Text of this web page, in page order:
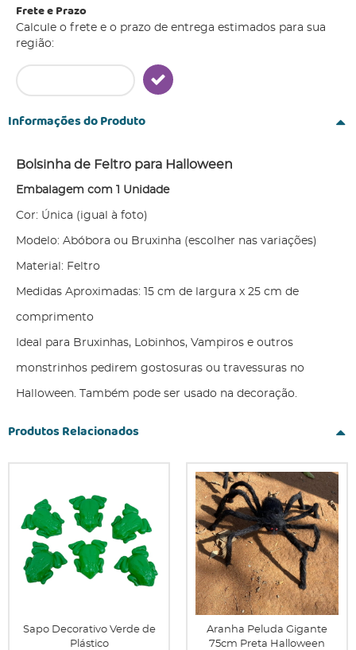
Frete e Prazo
Calcule o frete e o prazo de entrega estimados para sua
região:
Informações do Produto
Bolsinha de Feltro para Halloween
Embalagem com 1 Unidade
Cor: Única (igual à foto)
Modelo: Abóbora ou Bruxinha (escolher nas variações)
Material: Feltro
Medidas Aproximadas: 15 cm de largura x 25 cm de
comprimento
Ideal para Bruxinhas, Lobinhos, Vampiros e outros
monstrinhos pedirem gostosuras ou travessuras no
Halloween. Também pode ser usado na decoração.
Produtos Relacionados
Sapo Decorativo Verde de
Plástico
Aranha Peluda Gigante
75cm Preta Halloween